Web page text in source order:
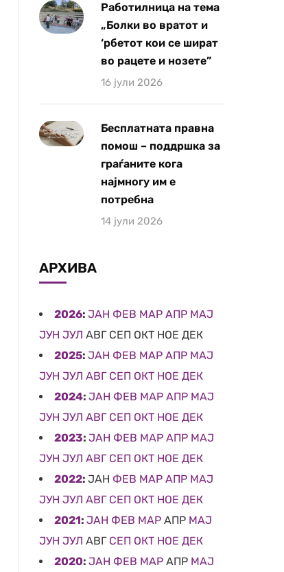
Работилница на тема
„Болки во вратот и
‘рбетот кои се шират
во рацете и нозете”
16 јули 2026
Бесплатната правна
помош – поддршка за
граѓаните кога
најмногу им е
потребна
14 јули 2026
АРХИВА
2026: ЈАН ФЕВ МАР АПР МАЈ
ЈУН ЈУЛ АВГ СЕП ОКТ НОЕ ДЕК
2025: ЈАН ФЕВ МАР АПР МАЈ
ЈУН ЈУЛ АВГ СЕП ОКТ НОЕ ДЕК
2024: ЈАН ФЕВ МАР АПР МАЈ
ЈУН ЈУЛ АВГ СЕП ОКТ НОЕ ДЕК
2023: ЈАН ФЕВ МАР АПР МАЈ
ЈУН ЈУЛ АВГ СЕП ОКТ НОЕ ДЕК
2022: ЈАН ФЕВ МАР АПР МАЈ
ЈУН ЈУЛ АВГ СЕП ОКТ НОЕ ДЕК
2021: ЈАН ФЕВ МАР АПР МАЈ
ЈУН ЈУЛ АВГ СЕП ОКТ НОЕ ДЕК
2020: ЈАН ФЕВ МАР АПР МАЈ